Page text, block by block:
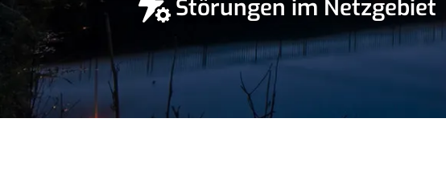
Störungen im Netzgebiet